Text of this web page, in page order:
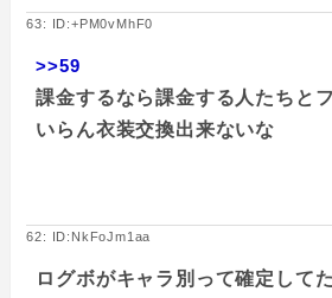
63: ID:+PM0vMhF0
>>59
課金するなら課金する人たちと
いらん衣装交換出来ないな
62: ID:NkFoJm1aa
ログボがキャラ別って確定して